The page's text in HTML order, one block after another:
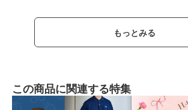
もっとみる
この商品に関連する特集